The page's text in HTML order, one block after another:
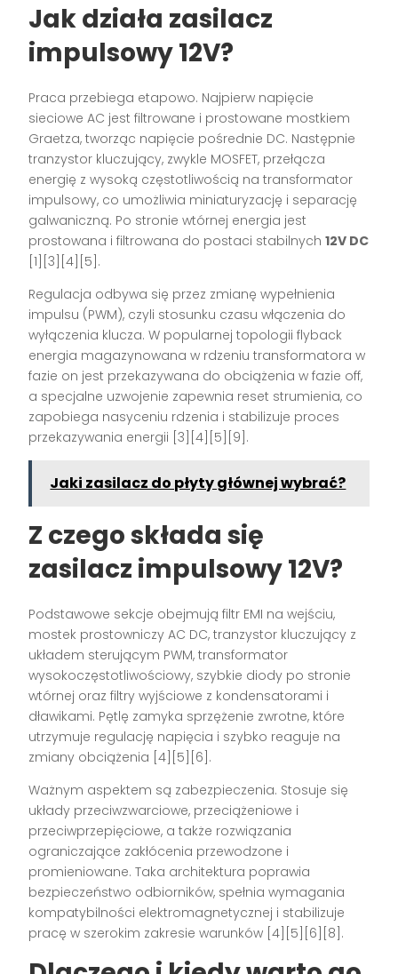
Jak działa zasilacz
impulsowy 12V?
Praca przebiega etapowo. Najpierw napięcie
sieciowe AC jest filtrowane i prostowane mostkiem
Graetza, tworząc napięcie pośrednie DC. Następnie
tranzystor kluczujący, zwykle MOSFET, przełącza
energię z wysoką częstotliwością na transformator
impulsowy, co umożliwia miniaturyzację i separację
galwaniczną. Po stronie wtórnej energia jest
prostowana i filtrowana do postaci stabilnych12V DC
[1][3][4][5].
Regulacja odbywa się przez zmianę wypełnienia
impulsu (PWM), czyli stosunku czasu włączenia do
wyłączenia klucza. W popularnej topologii flyback
energia magazynowana w rdzeniu transformatora w
fazie on jest przekazywana do obciążenia w fazie off,
a specjalne uzwojenie zapewnia reset strumienia, co
zapobiega nasyceniu rdzenia i stabilizuje proces
przekazywania energii [3][4][5][9].
Jaki zasilacz do płyty głównej wybrać?
Z czego składa się
zasilacz impulsowy 12V?
Podstawowe sekcje obejmują filtr EMI na wejściu,
mostek prostowniczy AC DC, tranzystor kluczujący z
układem sterującym PWM, transformator
wysokoczęstotliwościowy, szybkie diody po stronie
wtórnej oraz filtry wyjściowe z kondensatorami i
dławikami. Pętlę zamyka sprzężenie zwrotne, które
utrzymuje regulację napięcia i szybko reaguje na
zmiany obciążenia [4][5][6].
Ważnym aspektem są zabezpieczenia. Stosuje się
układy przeciwzwarciowe, przeciążeniowe i
przeciwprzepięciowe, a także rozwiązania
ograniczające zakłócenia przewodzone i
promieniowane. Taka architektura poprawia
bezpieczeństwo odbiorników, spełnia wymagania
kompatybilności elektromagnetycznej i stabilizuje
pracę w szerokim zakresie warunków [4][5][6][8].